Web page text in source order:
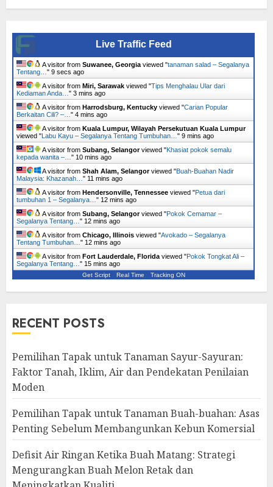
Live Traffic Feed
A visitor from Suwanee, Georgia viewed "tanaman salad – Segalanya
Tentang… " 10 secs ago
A visitor from Miri, Sarawak viewed "Tips Menghalau Ular dari
Kediaman Anda… " 3 mins ago
A visitor from Harrodsburg, Kentucky viewed "Carian Popular
Berkaitan Cili? –… " 4 mins ago
A visitor from Kuala Lumpur, Wilayah Persekutuan Kuala Lumpur
viewed "Labu Kayu – Segalanya Tentang Tumbuhan… " 9 mins ago
A visitor from Subang, Selangorviewed "Khasiat pokok semalu
kepada wanita –… " 10 mins ago
A visitor from Shah Alam, Selangorviewed "Buah-Buahan Nadir
Malaysia: Khazanah… " 11 mins ago
A visitor from Hendersonville, Tennessee viewed "Petua dari
tumbuhan 1 – Segalanya… " 12 mins ago
A visitor from Subang, Selangorviewed "Pokok Cemamar –
Segalanya Tentang… " 12 mins ago
A visitor from Chicago, Illinois viewed "Avokado – Segalanya
Tentang Tumbuhan… " 12 mins ago
A visitor from Fort Lauderdale, Florida viewed "Pokok Tongkat Ali –
Segalanya Tentang… " 15 mins ago
Get Script Real Time Tracking ON
RECENT POSTS
Pemilihan Tapak untuk Tanaman Sayur-Sayuran:
Faktor Tanah, Iklim, Air dan Pendekatan Penilaian
Moden
Pemilihan Tapak untuk Tanaman Buah-buahan: Asas
Penting Sebelum Membangunkan Kebun Komersial
Defisit Air Ringan Ketika Buah Matang: Strategi
Mengurangkan Buah Melon Retak dan